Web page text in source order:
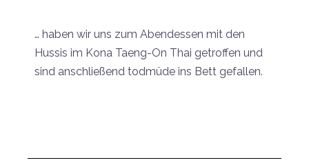
… haben wir uns zum Abendessen mit den
Hussis im Kona Taeng-On Thai getroffen und
sind anschließend todmüde ins Bett gefallen.